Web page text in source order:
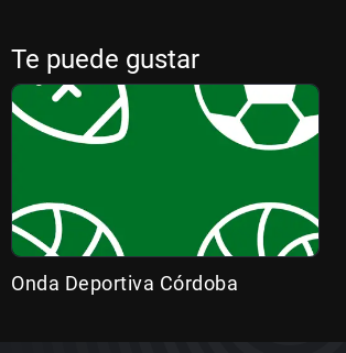
Te puede gustar
Onda Deportiva Córdoba